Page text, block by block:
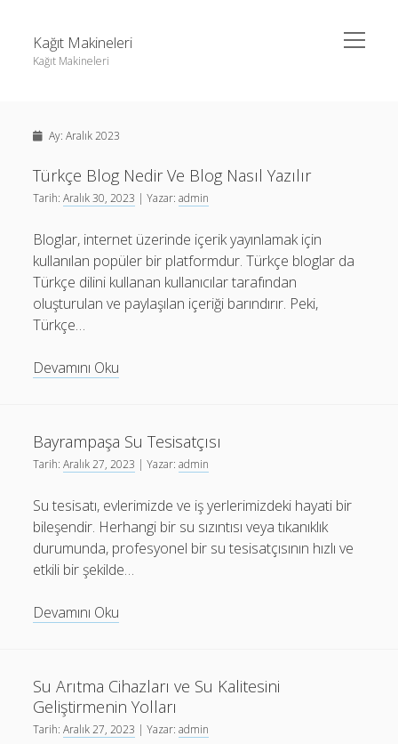
Kağıt Makineleri
Kağıt Makineleri
menüyü
aç
Liste
Sayfa Listesi
tiktok takipçi sayısı nasıl arttırılır
Youtube Yorum Kasma Şifresiz
Linkedin Takipçi Kasma Hilesi
Sayfa Listesi
tiktok takipçi sayısı nasıl arttırılır
Youtube Yorum Kasma Şifresiz
Ay:Aralık 2023
Türkçe Blog Nedir Ve Blog Nasıl Yazılır
Tarih:Aralık 30, 2023 | Yazar:admin
Bloglar, internet üzerinde içerik yayınlamak için
kullanılan popüler bir platformdur. Türkçe bloglar da
Türkçe dilini kullanan kullanıcılar tarafından
oluşturulan ve paylaşılan içeriği barındırır. Peki,
Türkçe…
Devamını Oku
Blog
Nasıl
Bayrampaşa Su Tesisatçısı
Tarih:Aralık 27, 2023 | Yazar:admin
Su tesisatı, evlerimizde ve iş yerlerimizdeki hayati bir
bileşendir. Herhangi bir su sızıntısı veya tıkanıklık
durumunda, profesyonel bir su tesisatçısının hızlı ve
etkili bir şekilde…
Devamını Oku
Su Arıtma Cihazları ve Su Kalitesini
Geliştirmenin Yolları
Tarih:Aralık 27, 2023 | Yazar:admin